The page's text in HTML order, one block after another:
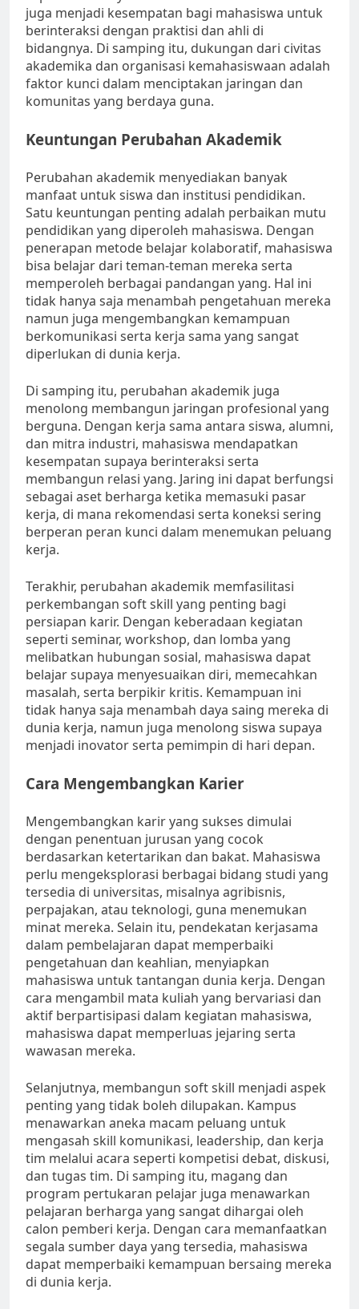
juga menjadi kesempatan bagi mahasiswa untuk
berinteraksi dengan praktisi dan ahli di
bidangnya. Di samping itu, dukungan dari civitas
akademika dan organisasi kemahasiswaan adalah
faktor kunci dalam menciptakan jaringan dan
komunitas yang berdaya guna.
Keuntungan Perubahan Akademik
Perubahan akademik menyediakan banyak
manfaat untuk siswa dan institusi pendidikan.
Satu keuntungan penting adalah perbaikan mutu
pendidikan yang diperoleh mahasiswa. Dengan
penerapan metode belajar kolaboratif, mahasiswa
bisa belajar dari teman-teman mereka serta
memperoleh berbagai pandangan yang. Hal ini
tidak hanya saja menambah pengetahuan mereka
namun juga mengembangkan kemampuan
berkomunikasi serta kerja sama yang sangat
diperlukan di dunia kerja.
Di samping itu, perubahan akademik juga
menolong membangun jaringan profesional yang
berguna. Dengan kerja sama antara siswa, alumni,
dan mitra industri, mahasiswa mendapatkan
kesempatan supaya berinteraksi serta
membangun relasi yang. Jaring ini dapat berfungsi
sebagai aset berharga ketika memasuki pasar
kerja, di mana rekomendasi serta koneksi sering
berperan peran kunci dalam menemukan peluang
kerja.
Terakhir, perubahan akademik memfasilitasi
perkembangan soft skill yang penting bagi
persiapan karir. Dengan keberadaan kegiatan
seperti seminar, workshop, dan lomba yang
melibatkan hubungan sosial, mahasiswa dapat
belajar supaya menyesuaikan diri, memecahkan
masalah, serta berpikir kritis. Kemampuan ini
tidak hanya saja menambah daya saing mereka di
dunia kerja, namun juga menolong siswa supaya
menjadi inovator serta pemimpin di hari depan.
Cara Mengembangkan Karier
Mengembangkan karir yang sukses dimulai
dengan penentuan jurusan yang cocok
berdasarkan ketertarikan dan bakat. Mahasiswa
perlu mengeksplorasi berbagai bidang studi yang
tersedia di universitas, misalnya agribisnis,
perpajakan, atau teknologi, guna menemukan
minat mereka. Selain itu, pendekatan kerjasama
dalam pembelajaran dapat memperbaiki
pengetahuan dan keahlian, menyiapkan
mahasiswa untuk tantangan dunia kerja. Dengan
cara mengambil mata kuliah yang bervariasi dan
aktif berpartisipasi dalam kegiatan mahasiswa,
mahasiswa dapat memperluas jejaring serta
wawasan mereka.
Selanjutnya, membangun soft skill menjadi aspek
penting yang tidak boleh dilupakan. Kampus
menawarkan aneka macam peluang untuk
mengasah skill komunikasi, leadership, dan kerja
tim melalui acara seperti kompetisi debat, diskusi,
dan tugas tim. Di samping itu, magang dan
program pertukaran pelajar juga menawarkan
pelajaran berharga yang sangat dihargai oleh
calon pemberi kerja. Dengan cara memanfaatkan
segala sumber daya yang tersedia, mahasiswa
dapat memperbaiki kemampuan bersaing mereka
di dunia kerja.